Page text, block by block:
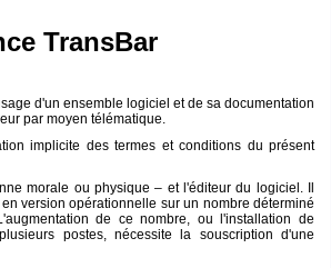
TransBar
d'un ensemble logiciel et de sa documentation
par moyen télématique.
implicite des termes et conditions du présent
morale ou physique – et l'éditeur du logiciel. Il
version opérationnelle sur un nombre déterminé
de ce nombre, ou l'installation de
postes, nécessite la souscription d'une